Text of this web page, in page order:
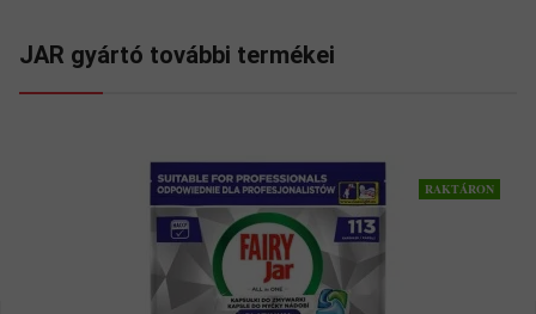
JAR gyártó további termékei
RAKTÁRON